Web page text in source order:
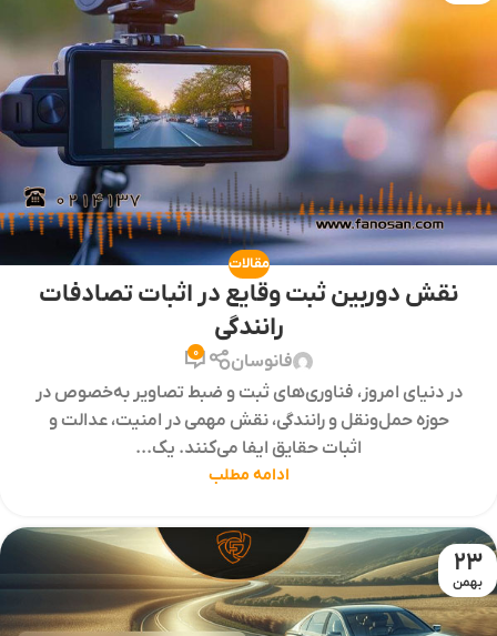
مقالات
نقش دوربین ثبت وقایع در اثبات تصادفات
رانندگی
فانوسان 0
در دنیای امروز، فناوری‌های ثبت و ضبط تصاویر به‌خصوص در
حوزه حمل‌ونقل و رانندگی، نقش مهمی در امنیت، عدالت و
اثبات حقایق ایفا می‌کنند. یک...
ادامه مطلب
23
بهمن